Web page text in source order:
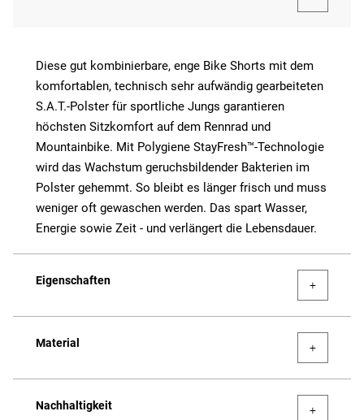
Diese gut kombinierbare, enge Bike Shorts mit dem
komfortablen, technisch sehr aufwändig gearbeiteten
S.A.T.-Polster für sportliche Jungs garantieren
höchsten Sitzkomfort auf dem Rennrad und
Mountainbike. Mit Polygiene StayFresh™-Technologie
wird das Wachstum geruchsbildender Bakterien im
Polster gehemmt. So bleibt es länger frisch und muss
weniger oft gewaschen werden. Das spart Wasser,
Energie sowie Zeit - und verlängert die Lebensdauer.
Eigenschaften
Material
Nachhaltigkeit